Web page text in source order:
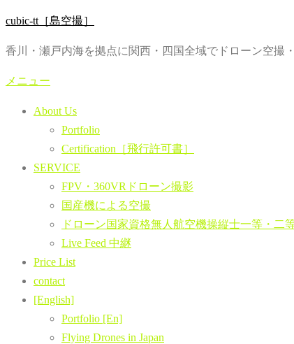
コ
テ
ン
cubic-tt［島空撮］
香川・瀬戸内海を拠点に関西・四国全域でドローン空撮
メニュー
About Us
Portfolio
Certification［飛行許可書］
SERVICE
FPV・360VRドローン撮影
国産機による空撮
ドローン国家資格無人航空機操縦士一等・二
Live Feed 中継
Price List
contact
[English]
Portfolio [En]
Flying Drones in Japan